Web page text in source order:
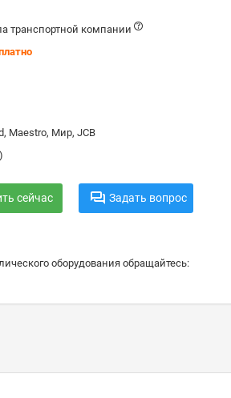
транспортной компании
Maestro, Мир, JCB
сейчас Задать вопрос
оборудования обращайтесь: